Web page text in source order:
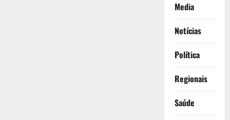
Media
Notícias
Política
Regionais
Saúde